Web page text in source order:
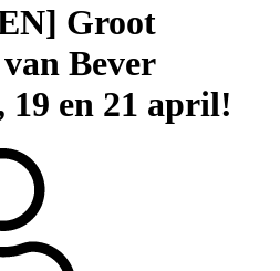
Groot
Bever
19 en 21 april!